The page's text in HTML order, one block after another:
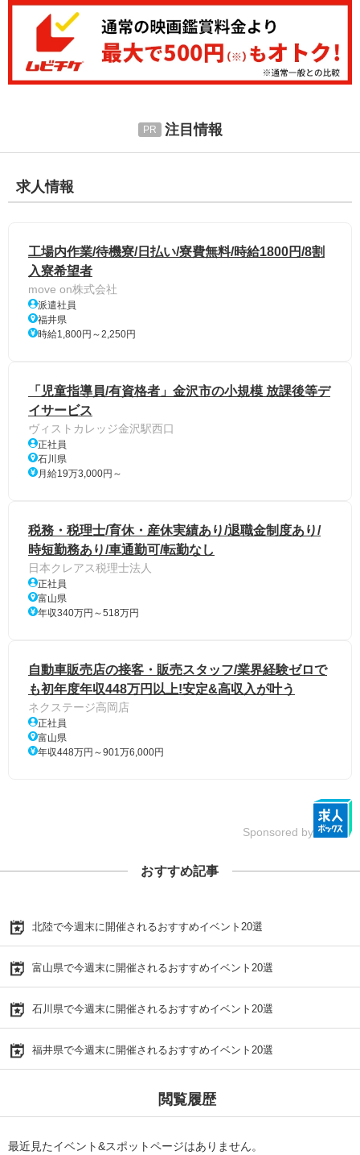
注目情報
求人情報
工場内作業/待機寮/日払い/寮費無料/時給1800円/8割
入寮希望者
move on株式会社
派遣社員
福井県
時給1,800円～2,250円
「児童指導員/有資格者」金沢市の小規模 放課後等デ
イサービス
ヴィストカレッジ金沢駅西口
正社員
石川県
月給19万3,000円～
税務・税理士/育休・産休実績あり/退職金制度あり/
時短勤務あり/車通勤可/転勤なし
日本クレアス税理士法人
正社員
富山県
年収340万円～518万円
自動車販売店の接客・販売スタッフ/業界経験ゼロで
も初年度年収448万円以上!安定&高収入が叶う
ネクステージ高岡店
正社員
富山県
年収448万円～901万6,000円
Sponsored by
おすすめ記事
北陸で今週末に開催されるおすすめイベント20選
富山県で今週末に開催されるおすすめイベント20選
石川県で今週末に開催されるおすすめイベント20選
福井県で今週末に開催されるおすすめイベント20選
閲覧履歴
最近見たイベント&スポットページはありません。